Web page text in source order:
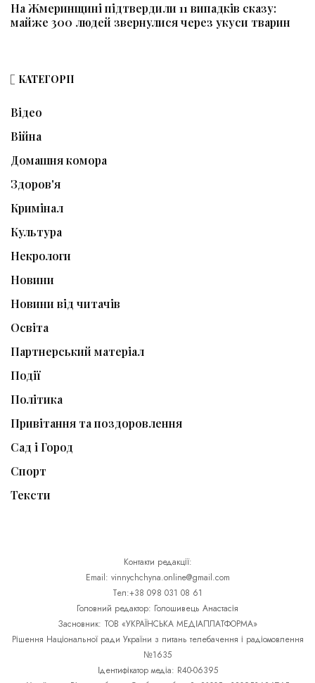
На Жмеринщині підтвердили 11 випадків сказу:
майже 300 людей звернулися через укуси тварин
КАТЕГОРІЇ
Відео
Війна
Домашня комора
Здоров'я
Кримінал
Культура
Некрологи
Новини
Новини від читачів
Освіта
Партнерський матеріал
Події
Політика
Привітання та поздоровлення
Сад і Город
Спорт
Тексти
Контакти редакції:
Email: vinnychchyna.online@gmail.com
Тел:+38 098 031 08 61
Головний редактор: Голошивець Анастасія
Засновник: ТОВ «УКРАЇНСЬКА МЕДІАПЛАТФОРМА»
Рішення Національної ради України з питань телебачення і радіомовлення
№1635
Ідентифікатор медіа: R40-06395